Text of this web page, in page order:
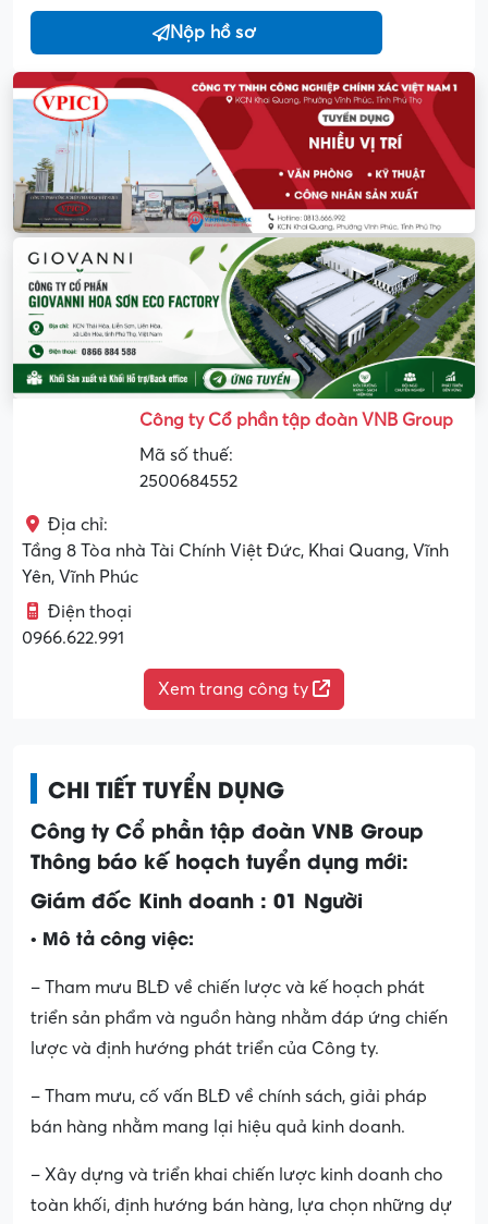
Nộp hồ sơ
Công ty Cổ phần tập đoàn VNB Group
Mã số thuế:
2500684552
Địa chỉ:
Tầng 8 Tòa nhà Tài Chính Việt Đức, Khai Quang, Vĩnh
Yên, Vĩnh Phúc
Điện thoại
0966.622.991
Xem trang công ty
CHI TIẾT TUYỂN DỤNG
Công ty Cổ phần tập đoàn VNB Group
Thông báo kế hoạch tuyển dụng mới:
Giám đốc Kinh doanh : 01 Người
• Mô tả công việc:
– Tham mưu BLĐ về chiến lược và kế hoạch phát
triển sản phẩm và nguồn hàng nhằm đáp ứng chiến
lược và định hướng phát triển của Công ty.
– Tham mưu, cố vấn BLĐ về chính sách, giải pháp
bán hàng nhằm mang lại hiệu quả kinh doanh.
– Xây dựng và triển khai chiến lược kinh doanh cho
toàn khối, định hướng bán hàng, lựa chọn những dự